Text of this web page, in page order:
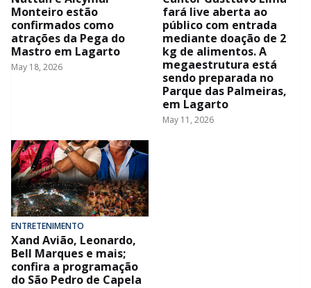
Monteiro estão
confirmados como
atrações da Pega do
Mastro em Lagarto
May 18, 2026
fará live aberta ao
público com entrada
mediante doação de 2
kg de alimentos. A
megaestrutura está
sendo preparada no
Parque das Palmeiras,
em Lagarto
May 11, 2026
ENTRETENIMENTO
Xand Avião, Leonardo,
Bell Marques e mais;
confira a programação
do São Pedro de Capela